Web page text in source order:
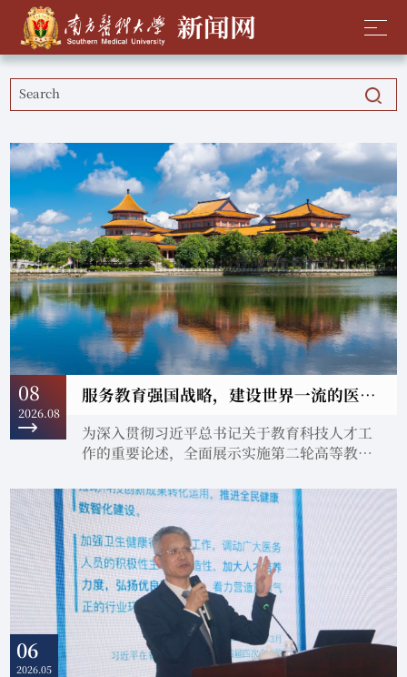
08
2026.08
服务教育强国战略，建设世界一流的医科大学
为深入贯彻习近平总书记关于教育科技人才工
作的重要论述，全面展示实施第二轮高等教育
强”）提升计划以来广东高校在服务国家使
命、支撑广东经济社会高质量发展中的担当与
贡献，“广东教育”政务新媒体推出“赋能湾
区高质量发展 广东高校在行动”系列报道。 从
长征路上的军医学校，到粤港澳大湾区的医学
高地——南方医科大学，这所赓续七十余年红
色基因的南粤学府，正以广东省高等教育...
06
2026.05